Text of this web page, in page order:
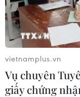
Venezuela ghi
virus Hanta
22/07/2026 06:57
vietnamplus.vn
Vụ chuyên
giấy chứng